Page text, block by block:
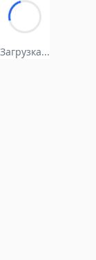
Загрузка...